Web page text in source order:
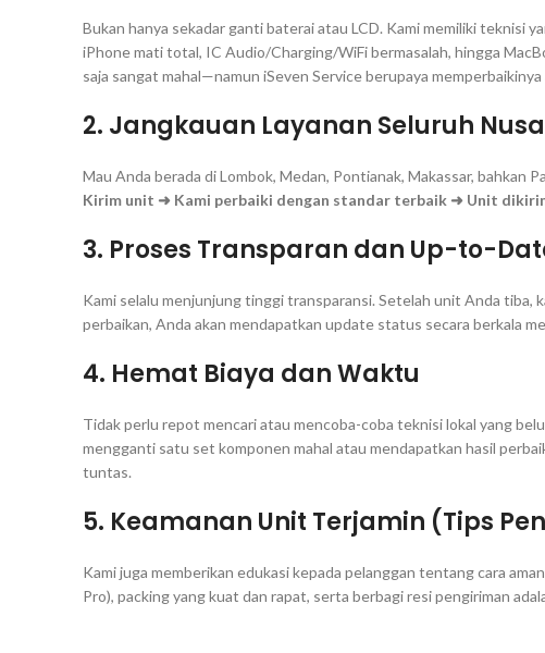
Bukan hanya sekadar ganti baterai atau LCD. Kami memiliki teknisi
iPhone mati total, IC Audio/Charging/WiFi bermasalah, hingga
saja sangat mahal—namun iSeven Service berupaya
2. Jangkauan Layanan Seluruh
Mau Anda berada di Lombok, Medan, Pontianak, Makassar, bahkan
Kirim unit ➜ Kami perbaiki dengan standar terbaik ➜ Unit
3. Proses Transparan dan Up-to-
Kami selalu menjunjung tinggi transparansi. Setelah unit Anda tiba,
perbaikan, Anda akan mendapatkan update status secara berkala
4. Hemat Biaya dan Waktu
Tidak perlu repot mencari atau mencoba-coba teknisi lokal yang
mengganti satu set komponen mahal atau mendapatkan hasil
tuntas.
5. Keamanan Unit Terjamin (Tips
Kami juga memberikan edukasi kepada pelanggan tentang cara
Pro), packing yang kuat dan rapat, serta berbagi resi pengiriman